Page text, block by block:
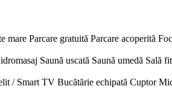
mare Parcare gratuită Parcare acoperită
Saună uscată Saună umedă Sală
/ Smart TV Bucătărie echipată Cuptor